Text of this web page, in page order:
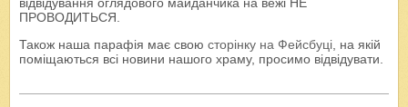
відвідування оглядового майданчика на вежі НЕ
ПРОВОДИТЬСЯ.
Також наша парафія має свою сторінку на Фейсбуці, на якій
поміщаються всі новини нашого храму, просимо відвідувати.